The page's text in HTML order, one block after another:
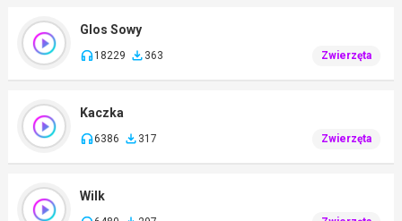
Glos Sowy
18229 363 Zwierzęta
Kaczka
6386 317 Zwierzęta
Wilk